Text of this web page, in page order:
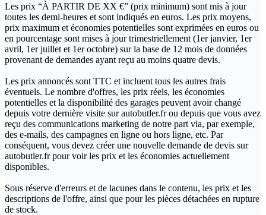
Les prix “À PARTIR DE XX €” (prix minimum) sont mis à jour
toutes les demi-heures et sont indiqués en euros. Les prix moyens,
prix maximum et économies potentielles sont exprimées en euros ou
en pourcentage sont mises à jour trimestriellement (1er janvier, 1er
avril, 1er juillet et 1er octobre) sur la base de 12 mois de données
provenant de demandes ayant reçu au moins quatre devis.
Les prix annoncés sont TTC et incluent tous les autres frais
éventuels. Le nombre d'offres, les prix réels, les économies
potentielles et la disponibilité des garages peuvent avoir changé
depuis votre dernière visite sur autobutler.fr ou depuis que vous avez
reçu des communications marketing de notre part via, par exemple,
des e-mails, des campagnes en ligne ou hors ligne, etc. Par
conséquent, vous devez créer une nouvelle demande de devis sur
autobutler.fr pour voir les prix et les économies actuellement
disponibles.
Sous réserve d'erreurs et de lacunes dans le contenu, les prix et les
descriptions de l'offre, ainsi que pour les pièces détachées en rupture
de stock.